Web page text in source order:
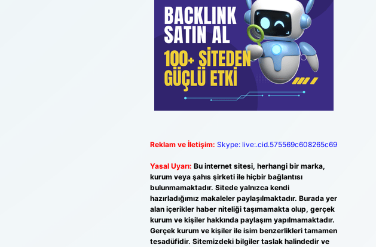
Reklam ve İletişim: Skype: live:.cid.575569c608265c69
Yasal Uyarı: Bu internet sitesi, herhangi bir marka,
kurum veya şahıs şirketi ile hiçbir bağlantısı
bulunmamaktadır. Sitede yalnızca kendi
hazırladığımız makaleler paylaşılmaktadır. Burada yer
alan içerikler haber niteliği taşımamakta olup, gerçek
kurum ve kişiler hakkında paylaşım yapılmamaktadır.
Gerçek kurum ve kişiler ile isim benzerlikleri tamamen
tesadüfidir. Sitemizdeki bilgiler taslak halindedir ve